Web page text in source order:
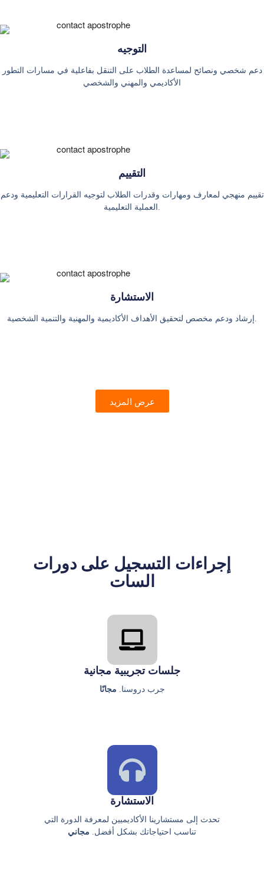
التوجيه
دعم شخصي ونصائح لمساعدة الطلاب على التنقل بفاعلية في مسارات التطور
الأكاديمي والمهني والشخصي
التقييم
تقييم منهجي لمعارف ومهارات وقدرات الطلاب لتوجيه القرارات التعليمية ودعم
الاستشارة
إرشاد ودعم مخصص لتحقيق الأهداف الأكاديمية والمهنية والتنمية الشخصية.
عرض المزيد
إجراءات التسجيل على دورات
السات
جلسات تجريبية مجانية
جرب دروسنا. مجانًا
الاستشارة
تحدث إلى مستشارينا الأكاديميين لمعرفة الدورة التي
تناسب احتياجاتك بشكل أفضل. مجاني